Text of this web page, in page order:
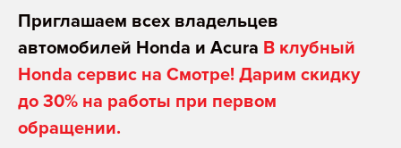
Приглашаем всех владельцев
автомобилей Honda и Acura В клубный
Honda сервис на Смотре! Дарим скидку
до 30% на работы при первом
обращении.